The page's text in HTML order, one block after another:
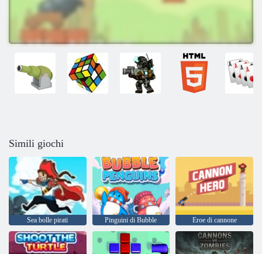
Simili giochi
Sea bolle pirati Pinguini di Bubble Eroe di cannone